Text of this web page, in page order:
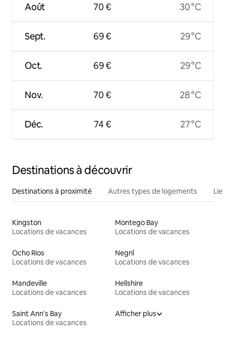
Août
Sept.
Oct.
Nov.
Déc.
70 €
69 €
69 €
70 €
74 €
30 °C
29 °C
29 °C
28 °C
27 °C
Destinations à découvrir
Destinations à proximité Autres types de logements
Kingston
Locations de vacances
Montego Bay
Locations de vacances
Ocho Rios
Locations de vacances
Negril
Locations de vacances
Mandeville
Locations de vacances
Hellshire
Locations de vacances
Saint Ann's Bay
Locations de vacances
Afficher plus